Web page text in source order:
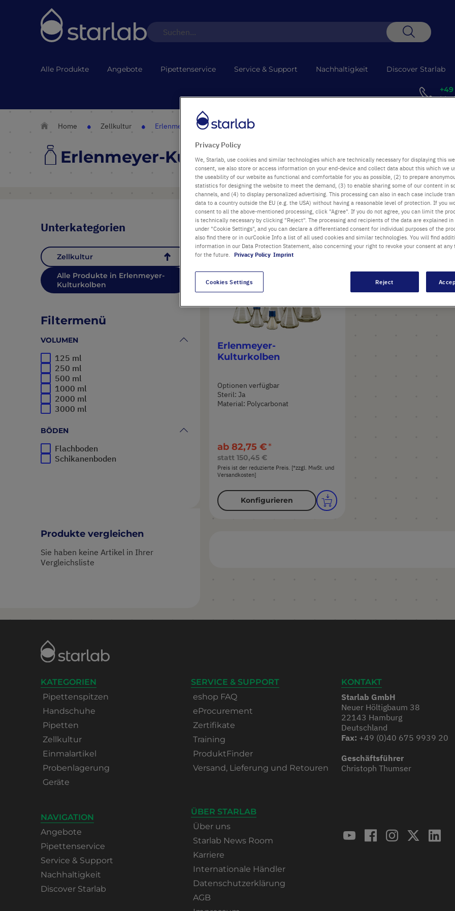
Alle Produkte Angebote Pipettenservice Service & Support Nachhaltigkeit Discover Starlab
Mo-
Home Zellkultur Erlenmeyer-Kulturkolben
Erlenmeyer-Kulturkolben
1Eintrag
Erlenmeyer-
Kulturkolben
Optionen verfügbar
Steril: Ja
Material: Polycarbonat
ab 82,75 €
statt 150,45 €
Preis ist der reduzierte Preis. [*zzgl. MwSt. und
Versandkosten]
Konfigurieren
Unterkategorien
Zellkultur
Alle Produkte in Erlenmeyer-
Kulturkolben
Filtermenü
VOLUMEN
125 ml
250 ml
500 ml
1000 ml
2000 ml
3000 ml
BÖDEN
Flachboden
Schikanenboden
Produkte vergleichen
Sie haben keine Artikel in Ihrer
Vergleichsliste
KATEGORIEN
Pipettenspitzen
Handschuhe
Pipetten
Zellkultur
Einmalartikel
Probenlagerung
Geräte
NAVIGATION
Angebote
Pipettenservice
Service & Support
Nachhaltigkeit
Discover Starlab
SERVICE & SUPPORT
eshop FAQ
eProcurement
Zertifikate
Training
ProduktFinder
Versand, Lieferung und Retouren
ÜBER STARLAB
Über uns
Starlab News Room
Karriere
Internationale Händler
Datenschutzerklärung
AGB
KONTAKT
Starlab GmbH
Neuer Höltigbaum 38
22143 Hamburg
Deutschland
Fax: +49 (0)40 675 9939 20
Geschäftsführer
Christoph Thumser
Privacy Policy
We, Starlab, use cookies and similar technologies which are technically necessary for displaying this
consent, we also store or access information on your end-device and collect data about this which we
the useability of our website as functional and comfortable for you as possible, (2) to prepare
statistics for designing the website to meet the demand, (3) to enable sharing some of our content in
channels, and (4) to display personalized advertising. This processing can also in each case include
data to a country outside the EU (e.g. the USA) without having a reasonable level of protection. If you
consent to all the above-mentioned processing, click "Agree". If you do not agree, you can limit the
is technically necessary by clicking "Reject". The processing and recipients of the data are explained
under "Cookie Settings", and you can declare a differentiated consent for individual purposes of the
also find there or in ourCookie Info a list of all used cookies and similar technologies. You will find
information in our Data Protection Statement, also concerning your right to revoke your consent at
for the future. Privacy Policy Imprint
Cookies Settings Reject